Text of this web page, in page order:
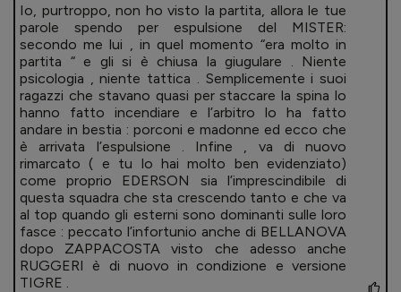
Io, purtroppo, non ho visto la partita, allora le tue
parole spendo per espulsione del MISTER:
secondo me lui , in quel momento “era molto in
partita “ e gli si è chiusa la giugulare . Niente
psicologia , niente tattica . Semplicemente i suoi
ragazzi che stavano quasi per staccare la spina lo
hanno fatto incendiare e l’arbitro lo ha fatto
andare in bestia : porconi e madonne ed ecco che
è arrivata l’espulsione . Infine , va di nuovo
rimarcato ( e tu lo hai molto ben evidenziato)
come proprio EDERSON sia l’imprescindibile di
questa squadra che sta crescendo tanto e che va
al top quando gli esterni sono dominanti sulle loro
fasce : peccato l’infortunio anche di BELLANOVA
dopo ZAPPACOSTA visto che adesso anche
RUGGERI è di nuovo in condizione e versione
TIGRE .